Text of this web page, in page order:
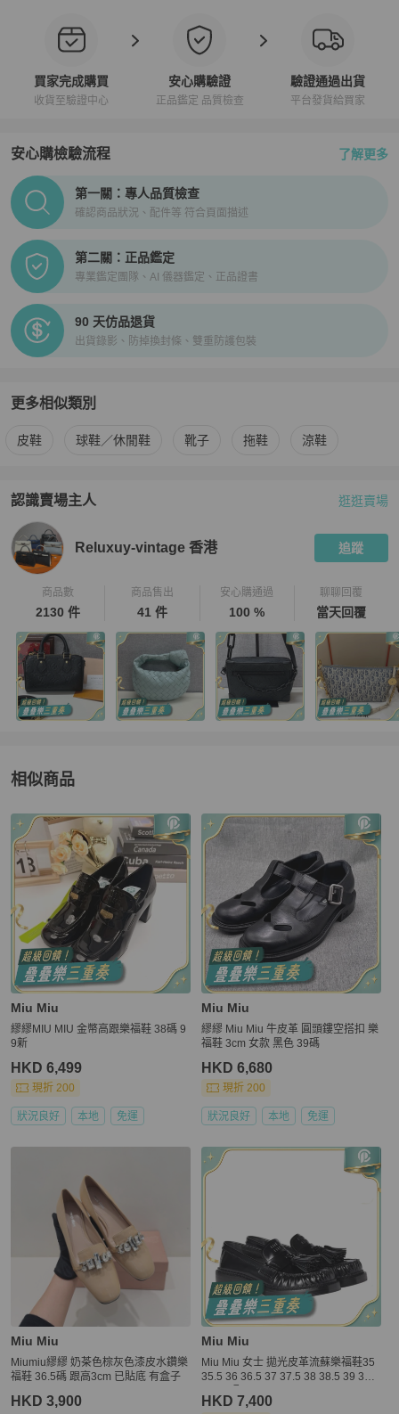
買家完成購買
收貨至驗證中心
安心購驗證
正品鑑定 品質檢查
驗證通過出貨
平台發貨給買家
安心購檢驗流程 了解更多
PopChill拍拍圈正品驗證、安心購檢驗流程介紹
第一關：專人品質檢查
確認商品狀況、配件等 符合頁面描述
第二關：正品鑑定
專業鑑定團隊、AI 儀器鑑定、正品證書
90 天仿品退貨
出貨錄影、防掉換封條、雙重防護包裝
更多相似類別
更多Miu Miu男鞋 相似商品推薦
皮鞋 球鞋／休閒鞋 靴子 拖鞋 涼鞋
認識賣場主人
PopChill 拍拍圈嚴選賣家
逛逛賣場
Reluxuy-vintage 香港 追蹤
商品數
2130 件
商品售出
41 件
安心購通過
100 %
聊聊回覆
當天回覆
相似商品
更多相似Miu Miu男鞋推薦精品
Miu Miu
繆繆MIU MIU 金幣高跟樂福鞋 38碼 9
9新
HKD 6,499
現折 200
狀況良好 本地 免運
Miu Miu
繆繆 Miu Miu 牛皮革 圓頭鏤空搭扣 樂
福鞋 3cm 女款 黑色 39碼
HKD 6,680
現折 200
狀況良好 本地 免運
Miu Miu
Miumiu繆繆 奶茶色棕灰色漆皮水鑽樂
福鞋 36.5碼 跟高3cm 已貼底 有盒子
HKD 3,900
Miu Miu
Miu Miu 女士 拋光皮革流蘇樂福鞋35
35.5 36 36.5 37 37.5 38 38.5 39 39.5
HKD 7,400